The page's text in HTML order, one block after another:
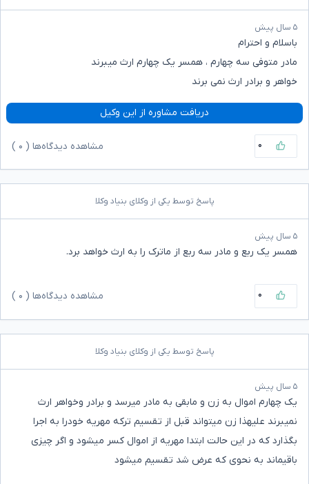
۵ سال پیش
باسلام و احترام
مادر متوفی سه چهارم ، همسر یک چهارم ارث میبرند
خواهر و برادر ارث نمی برند
دریافت مشاوره از این وکیل
۰ مشاهده دیدگاه‌ها ( ۰
پاسخ توسط یکی از وکلای بنیاد وکلا
۵ سال پیش
همسر یک ربع و مادر سه ربع از ماترک را به ارث خواهد برد.
۰ مشاهده دیدگاه‌ها ( ۰
پاسخ توسط یکی از وکلای بنیاد وکلا
۵ سال پیش
یک چهارم اموال به زن و مابقی به مادر میرسد و برادر وخواهر ارث
نمیبرند علیهذا زن میتواند قبل از تقسیم ترکه مهریه خودرا به اجرا
بگذارد که در این حالت ابتدا مهریه از اموال کسر میشود و اگر چیزی
باقیماند به نحوی که عرض شد تقسیم میشود